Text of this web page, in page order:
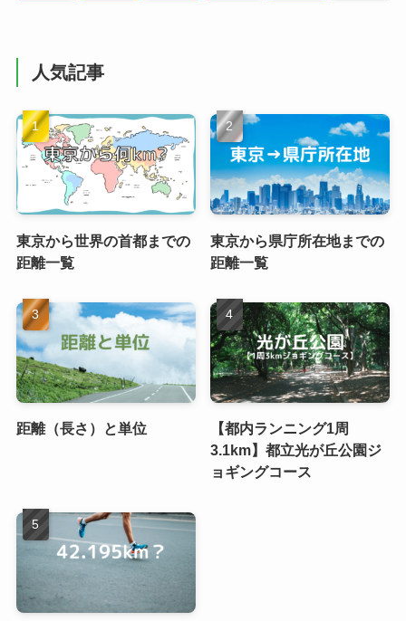
人気記事
東京から世界の首都までの
距離一覧
東京から県庁所在地までの
距離一覧
距離（長さ）と単位
【都内ランニング1周
3.1km】都立光が丘公園ジ
ョギングコース